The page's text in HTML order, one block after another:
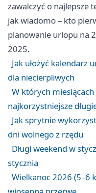
zawalczyć o najlepsze
jak wiadomo – kto
planowanie urlopu na
2025.
Jak ułożyć kalendarz
dla niecierpliwych
W których
najkorzystniejsze
Jak sprytnie
dni wolnego z rzędu
Długi weekend w
stycznia
Wielkanoc 2026 (5–6